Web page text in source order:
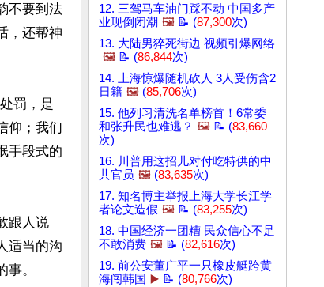
不要到法
，还帮神
罚，是
仰；我们
手段式的
跟人说
适当的沟
。
12. 三驾马车油门踩不动 中国多产
业现倒闭潮 🖼️ 📝 (87,300次)
13. 大陆男猝死街边 视频引爆网络
🖼️ 📝 (86,844次)
14. 上海惊爆随机砍人 3人受伤含2
日籍 🖼️ (85,706次)
15. 他列习清洗名单榜首！6常委
和张升民也难逃？ 🖼️ 📝 (83,660
次)
16. 川普用这招儿对付吃特供的中
共官员 🖼️ (83,635次)
17. 知名博主举报上海大学长江学
者论文造假 🖼️ 📝 (83,255次)
18. 中国经济一团糟 民众信心不足
不敢消费 🖼️ 📝 (82,616次)
19. 前公安董广平一只橡皮艇跨黄
海闯韩国 ▶️ 📝 (80,766次)